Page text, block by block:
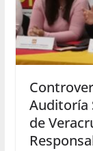
Auditoría
de